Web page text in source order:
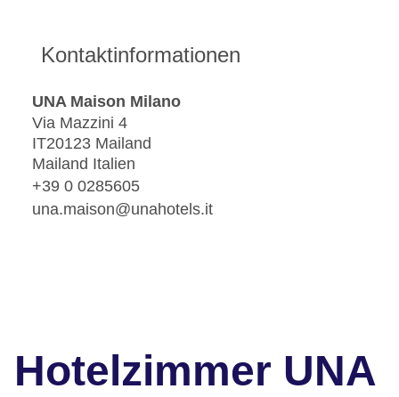
Kontaktinformationen
UNA Maison Milano
Via Mazzini 4
IT20123 Mailand
Mailand Italien
+39 0 0285605
una.maison@unahotels.it
Hotelzimmer UNA